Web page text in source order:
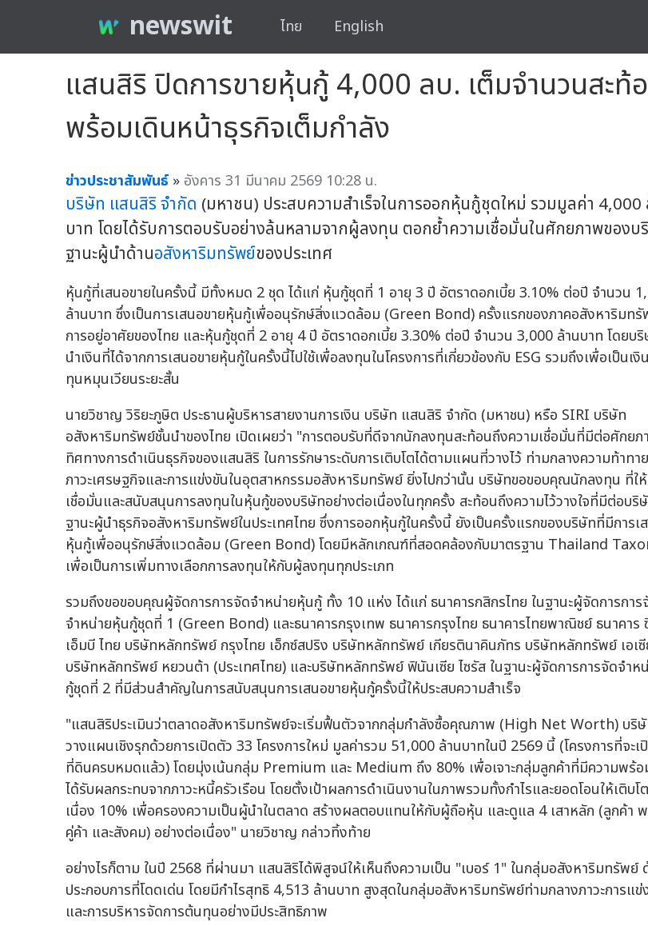
newswit ไทย English
แสนสิริ ปิดการขายหุ้นกู้ 4,000 ลบ. เต็มจำนวนสะท้
พร้อมเดินหน้าธุรกิจเต็มกำลัง
ข่าวประชาสัมพันธ์ » อังคาร 31 มีนาคม 2569 10:28 น.
บริษัท แสนสิริ จำกัด (มหาชน) ประสบความสำเร็จในการออกหุ้นกู้ชุดใหม่ รวมมูลค่า 4,000
บาท โดยได้รับการตอบรับอย่างล้นหลามจากผู้ลงทุน ตอกย้ำความเชื่อมั่นในศักยภาพของบ
ฐานะผู้นำด้านอสังหาริมทรัพย์ของประเทศ
หุ้นกู้ที่เสนอขายในครั้งนี้ มีทั้งหมด 2 ชุด ได้แก่ หุ้นกู้ชุดที่ 1 อายุ 3 ปี อัตราดอกเบี้ย 3.10% ต่อปี จำนวน
ล้านบาท ซึ่งเป็นการเสนอขายหุ้นกู้เพื่ออนุรักษ์สิ่งแวดล้อม (Green Bond) ครั้งแรกของภาคอสังหาริมท
การอยู่อาศัยของไทย และหุ้นกู้ชุดที่ 2 อายุ 4 ปี อัตราดอกเบี้ย 3.30% ต่อปี จำนวน 3,000 ล้านบาท โดยบริ
นำเงินที่ได้จากการเสนอขายหุ้นกู้ในครั้งนี้ไปใช้เพื่อลงทุนในโครงการที่เกี่ยวข้องกับ ESG รวมถึงเพื่อเป็นเงิน
ทุนหมุนเวียนระยะสั้น
นายวิชาญ วิริยะภูษิต ประธานผู้บริหารสายงานการเงิน บริษัท แสนสิริ จำกัด (มหาชน) หรือ SIRI บริษัท
อสังหาริมทรัพย์ชั้นนำของไทย เปิดเผยว่า "การตอบรับที่ดีจากนักลงทุนสะท้อนถึงความเชื่อมั่นที่มีต่อศักยภ
ทิศทางการดำเนินธุรกิจของแสนสิริ ในการรักษาระดับการเติบโตได้ตามแผนที่วางไว้ ท่ามกลางความท้าทา
ภาวะเศรษฐกิจและการแข่งขันในอุตสาหกรรมอสังหาริมทรัพย์ ยิ่งไปกว่านั้น บริษัทขอขอบคุณนักลงทุน ที่ใ
เชื่อมั่นและสนับสนุนการลงทุนในหุ้นกู้ของบริษัทอย่างต่อเนื่องในทุกครั้ง สะท้อนถึงความไว้วางใจที่มีต่อบริ
ฐานะผู้นำธุรกิจอสังหาริมทรัพย์ในประเทศไทย ซึ่งการออกหุ้นกู้ในครั้งนี้ ยังเป็นครั้งแรกของบริษัทที่มีการเ
หุ้นกู้เพื่ออนุรักษ์สิ่งแวดล้อม (Green Bond) โดยมีหลักเกณฑ์ที่สอดคล้องกับมาตรฐาน Thailand
เพื่อเป็นการเพิ่มทางเลือกการลงทุนให้กับผู้ลงทุนทุกประเภท
รวมถึงขอขอบคุณผู้จัดการการจัดจำหน่ายหุ้นกู้ ทั้ง 10 แห่ง ได้แก่ ธนาคารกสิกรไทย ในฐานะผู้จัดการการ
จำหน่ายหุ้นกู้ชุดที่ 1 (Green Bond) และธนาคารกรุงเทพ ธนาคารกรุงไทย ธนาคารไทยพาณิชย์ ธนาคาร
เอ็มบี ไทย บริษัทหลักทรัพย์ กรุงไทย เอ็กซ์สปริง บริษัทหลักทรัพย์ เกียรตินาคินภัทร บริษัทหลักทรัพย์ เอเ
บริษัทหลักทรัพย์ หยวนต้า (ประเทศไทย) และบริษัทหลักทรัพย์ ฟินันเซีย ไซรัส ในฐานะผู้จัดการการจัดจำห
กู้ชุดที่ 2 ที่มีส่วนสำคัญในการสนับสนุนการเสนอขายหุ้นกู้ครั้งนี้ให้ประสบความสำเร็จ
"แสนสิริประเมินว่าตลาดอสังหาริมทรัพย์จะเริ่มฟื้นตัวจากกลุ่มกำลังซื้อคุณภาพ (High Net Worth) บริ
วางแผนเชิงรุกด้วยการเปิดตัว 33 โครงการใหม่ มูลค่ารวม 51,000 ล้านบาทในปี 2569 นี้ (โครงการที่จะเ
ที่ดินครบหมดแล้ว) โดยมุ่งเน้นกลุ่ม Premium และ Medium ถึง 80% เพื่อเจาะกลุ่มลูกค้าที่มีความพร้อ
ได้รับผลกระทบจากภาวะหนี้ครัวเรือน โดยตั้งเป้าผลการดำเนินงานในภาพรวมทั้งกำไรและยอดโอนให้เติบโ
เนื่อง 10% เพื่อครองความเป็นผู้นำในตลาด สร้างผลตอบแทนให้กับผู้ถือหุ้น และดูแล 4 เสาหลัก (ลูกค้า
คู่ค้า และสังคม) อย่างต่อเนื่อง" นายวิชาญ กล่าวทิ้งท้าย
อย่างไรก็ตาม ในปี 2568 ที่ผ่านมา แสนสิริได้พิสูจน์ให้เห็นถึงความเป็น "เบอร์ 1" ในกลุ่มอสังหาริมทรัพย์
ประกอบการที่โดดเด่น โดยมีกำไรสุทธิ 4,513 ล้านบาท สูงสุดในกลุ่มอสังหาริมทรัพย์ท่ามกลางภาวะการแข่
และการบริหารจัดการต้นทุนอย่างมีประสิทธิภาพ